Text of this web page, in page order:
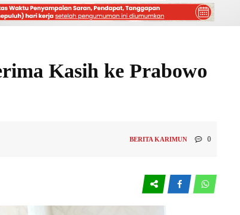
Kasih ke Prabowo
BERITA KARIMUN 0